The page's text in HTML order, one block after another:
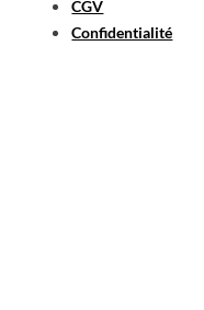
CGV
Confidentialité